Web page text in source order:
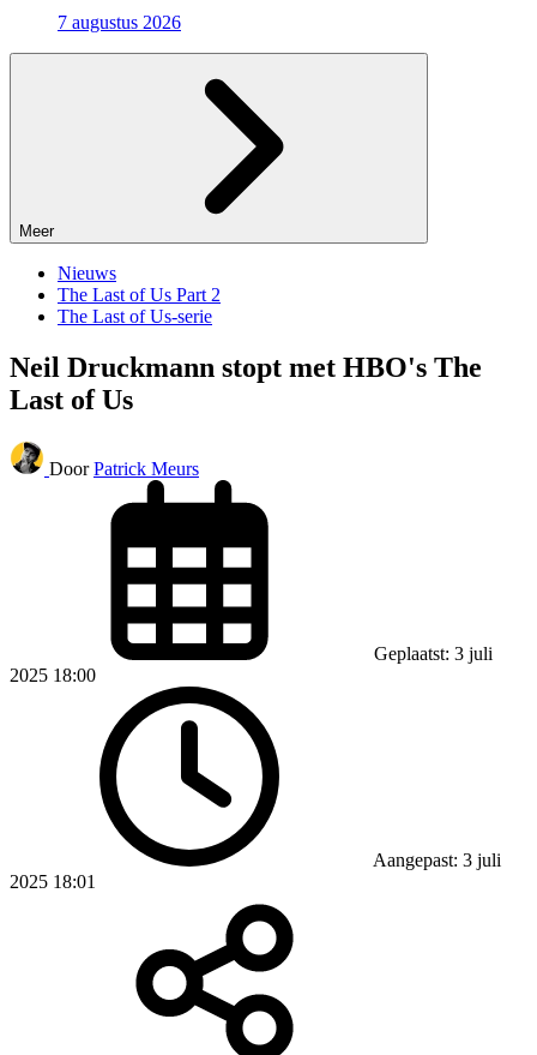
7 augustus 2026
Meer
Nieuws
The Last of Us Part 2
The Last of Us-serie
Neil Druckmann stopt met HBO's The
Last of Us
Door Patrick Meurs
Geplaatst: 3 juli
2025 18:00
Aangepast: 3 juli
2025 18:01